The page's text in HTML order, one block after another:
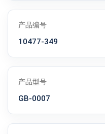
产品编号
10477-349
产品型号
GB-0007